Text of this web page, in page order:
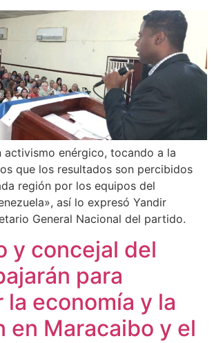
activismo enérgico, tocando a la
que los resultados son percibidos
región por los equipos del
así lo expresó Yandir
General Nacional del partido.
y concejal del
para
la economía y la
en Maracaibo y el